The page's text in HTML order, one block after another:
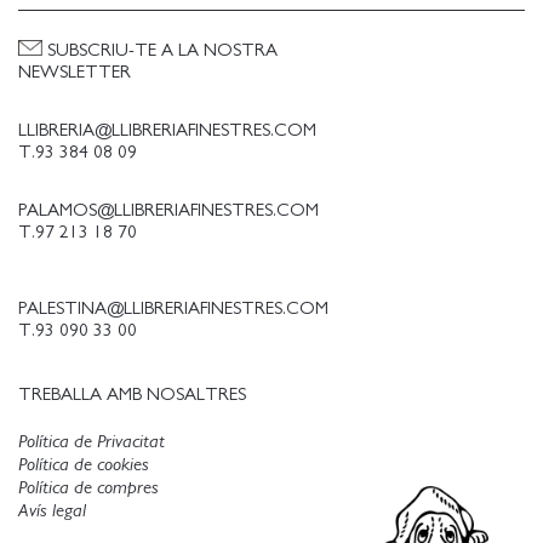
LLIBRERIA@LLIBRERIAFINESTRES.COM
T.93 384 08 09
PALAMOS@LLIBRERIAFINESTRES.COM
T.97 213 18 70
PALESTINA@LLIBRERIAFINESTRES.COM
T.93 090 33 00
TREBALLA AMB NOSALTRES
SUBSCRIU-TE A LA NOSTRA
NEWSLETTER
Política de Privacitat
Política de cookies
Avís legal
Política de compres